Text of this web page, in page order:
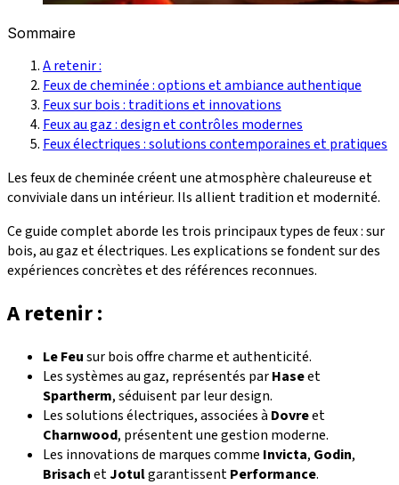
Sommaire
A retenir :
Feux de cheminée : options et ambiance authentique
Feux sur bois : traditions et innovations
Feux au gaz : design et contrôles modernes
Feux électriques : solutions contemporaines et pratiques
Les feux de cheminée créent une atmosphère chaleureuse et
conviviale dans un intérieur. Ils allient tradition et modernité.
Ce guide complet aborde les trois principaux types de feux : sur
bois, au gaz et électriques. Les explications se fondent sur des
expériences concrètes et des références reconnues.
A retenir :
Le Feusur bois offre charme et authenticité.
Les systèmes au gaz, représentés parHaseet
Spartherm, séduisent par leur design.
Les solutions électriques, associées à Dovreet
Charnwood, présentent une gestion moderne.
Les innovations de marques comme Invicta, Godin,
BrisachetJotulgarantissentPerformance.